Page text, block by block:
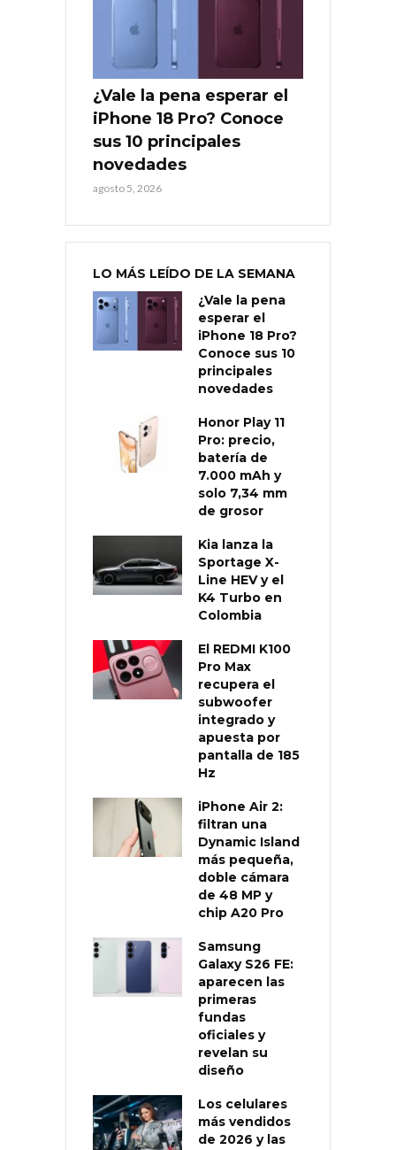
¿Vale la pena esperar el
iPhone 18 Pro? Conoce
sus 10 principales
novedades
agosto 5, 2026
LO MÁS LEÍDO DE LA SEMANA
¿Vale la pena
esperar el
iPhone 18 Pro?
Conoce sus 10
principales
novedades
Honor Play 11
Pro: precio,
batería de
7.000 mAh y
solo 7,34 mm
de grosor
Kia lanza la
Sportage X-
Line HEV y el
K4 Turbo en
Colombia
El REDMI K100
Pro Max
recupera el
subwoofer
integrado y
apuesta por
pantalla de 185
Hz
iPhone Air 2:
filtran una
Dynamic Island
más pequeña,
doble cámara
de 48 MP y
chip A20 Pro
Samsung
Galaxy S26 FE:
aparecen las
primeras
fundas
oficiales y
revelan su
diseño
Los celulares
más vendidos
de 2026 y las